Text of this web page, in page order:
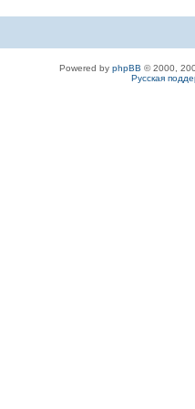
Powered by phpBB © 2000,
Русская